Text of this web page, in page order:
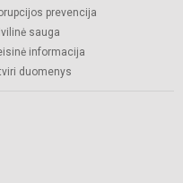
prevencija
sauga
informacija
duomenys